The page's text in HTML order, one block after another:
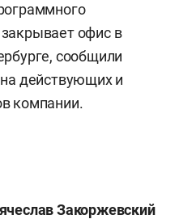
офис в
сообщили
действующих и
компании.
Закоржевский